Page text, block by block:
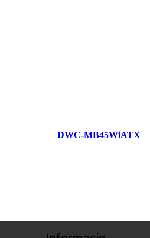
DWC-MB45WiATX